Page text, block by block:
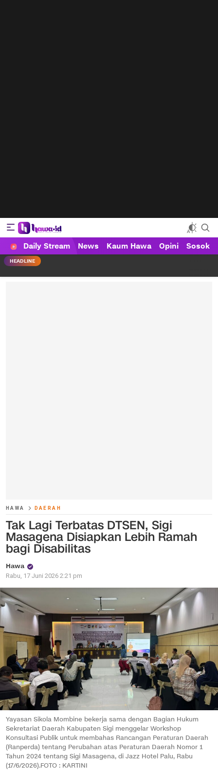
HAWA
Haluan Wanita Indonesia
Daily Stream News Kaum Hawa Opini Sosok
HEADLINE
HAWA DAERAH
Tak Lagi Terbatas DTSEN, Sigi
Masagena Disiapkan Lebih Ramah
bagi Disabilitas
Hawa
Rabu, 17 Juni 2026 2:21 pm
Yayasan Sikola Mombine bekerja sama dengan Bagian Hukum
Sekretariat Daerah Kabupaten Sigi menggelar Workshop
Konsultasi Publik untuk membahas Rancangan Peraturan Daerah
(Ranperda) tentang Perubahan atas Peraturan Daerah Nomor 1
Tahun 2024 tentang Sigi Masagena, di Jazz Hotel Palu, Rabu
(17/6/2026).FOTO : KARTINI